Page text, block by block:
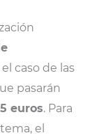
caso de las
pasarán
euros. Para
el